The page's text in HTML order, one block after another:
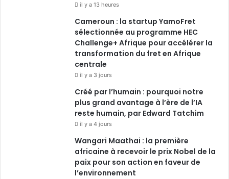
il y a 13 heures
Cameroun : la startup YamoFret
sélectionnée au programme HEC
Challenge+ Afrique pour accélérer la
transformation du fret en Afrique
centrale
il y a 3 jours
Créé par l’humain : pourquoi notre
plus grand avantage à l’ère de l’IA
reste humain, par Edward Tatchim
il y a 4 jours
Wangari Maathai : la première
africaine à recevoir le prix Nobel de la
paix pour son action en faveur de
l’environnement